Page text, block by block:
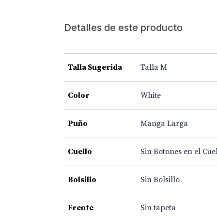
Detalles de este producto
Talla Sugerida Talla M
Color White
Puño Manga Larga
Cuello Sin Botones en el
Bolsillo Sin Bolsillo
Frente Sin tapeta